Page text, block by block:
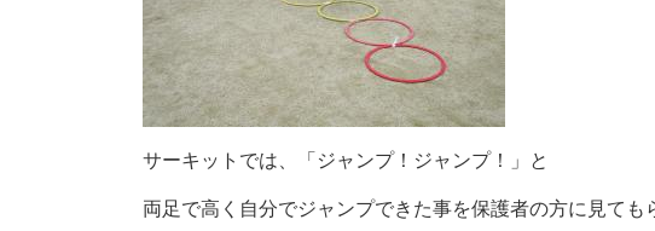
サーキットでは、「ジャンプ！ジャンプ！」と
両足で高く自分でジャンプできた事を保護者の方に見ても